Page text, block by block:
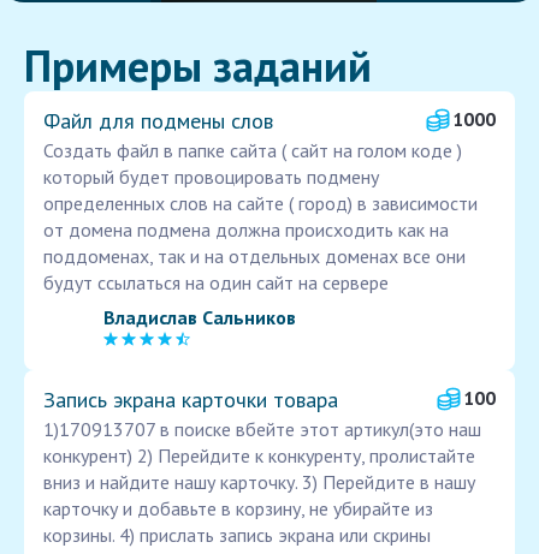
Примеры заданий
Файл для подмены слов
1000
Создать файл в папке сайта ( сайт на голом коде )
который будет провоцировать подмену
определенных слов на сайте ( город) в зависимости
от домена подмена должна происходить как на
поддоменах, так и на отдельных доменах все они
будут ссылаться на один сайт на сервере
Владислав Сальников
Запись экрана карточки товара
100
1)170913707 в поиске вбейте этот артикул(это наш
конкурент) 2) Перейдите к конкуренту, пролистайте
вниз и найдите нашу карточку. 3) Перейдите в нашу
карточку и добавьте в корзину, не убирайте из
корзины. 4) прислать запись экрана или скрины